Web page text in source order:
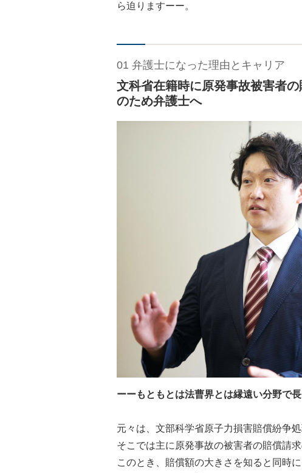
ら迫りますーー。
01 弁護士になった理由とキャリア
文科省在籍時に原発事故被害者
のため弁護士へ
ーーもともとは法曹界とは縁遠い分野で
元々は、文部科学省原子力損害賠償紛争
そこでは主に原発事故の被害者の賠償請
このとき、賠償額の大きさを知ると同時